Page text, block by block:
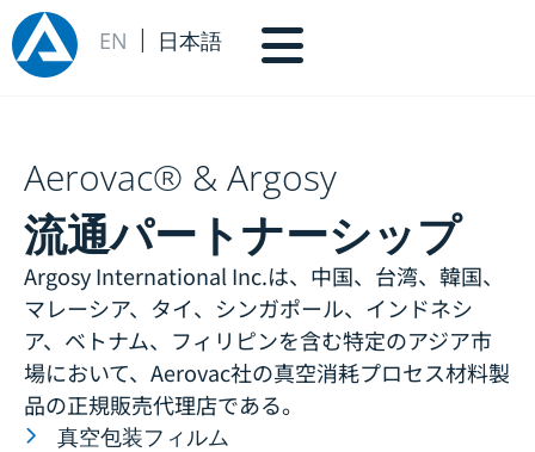
EN 日本語
Aerovac® & Argosy
流通パートナーシップ
Argosy International Inc.は、中国、台湾、韓国、
マレーシア、タイ、シンガポール、インドネシ
ア、ベトナム、フィリピンを含む特定のアジア市
場において、Aerovac社の真空消耗プロセス材料製
品の正規販売代理店である。
真空包装フィルム